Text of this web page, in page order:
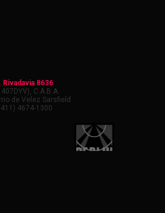
Rivadavia 8636
C.A.B.A.
de Velez Sarsfield
4674-1300